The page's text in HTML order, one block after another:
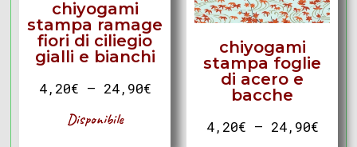
chiyogami
stampa ramage
fiori di ciliegio
gialli e bianchi
4,20€ – 24,90€
Disponibile
chiyogami
stampa foglie
di acero e
bacche
4,20€ – 24,90€